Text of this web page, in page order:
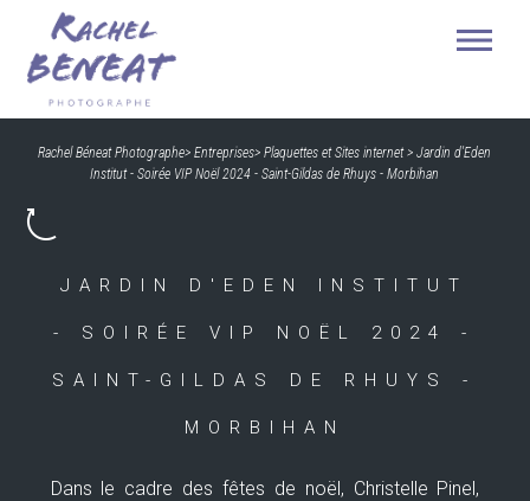
Rachel Béneat Photographe>Entreprises>Plaquettes et Sites internet>Jardin d'Eden
Institut - Soirée VIP Noël 2024 - Saint-Gildas de Rhuys - Morbihan
JARDIN D'EDEN INSTITUT
- SOIRÉE VIP NOËL 2024 -
SAINT-GILDAS DE RHUYS -
MORBIHAN
Dans le cadre des fêtes de noël, Christelle Pinel,